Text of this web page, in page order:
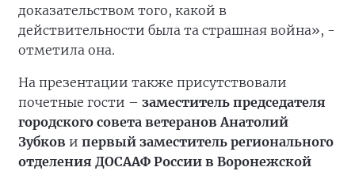
доказательством того, какой в
действительности была та страшная война», -
отметила она.
На презентации также присутствовали
почетные гости – заместитель председателя
городского совета ветеранов Анатолий
Зубков и первый заместитель регионального
отделения ДОСААФ России в Воронежской